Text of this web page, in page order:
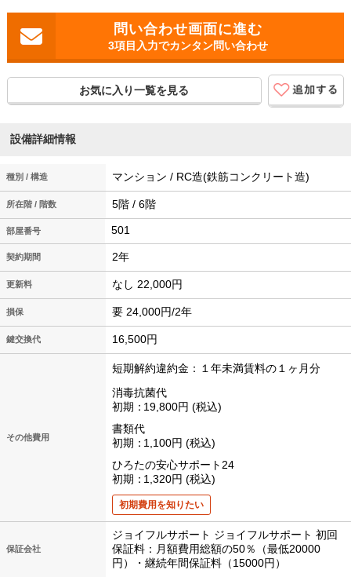
3項目入力でカンタン問い合わせ
お気に入り一覧を見る
設備詳細情報
種別 / 構造 マンション / RC造(鉄筋コンクリート造)
所在階 / 階数 5階 / 6階
501
契約期間 2年
更新料 なし 22,000円
損保 要 24,000円/2年
鍵交換代 16,500円
その他費用
短期解約違約金：１年未満賃料の１ヶ月分
消毒抗菌代
初期
19,800円
税込
書類代
初期
1,100円
税込
ひろたの安心サポート24
初期
1,320円 税込
初期費用を知りたい
保証会社
ジョイフルサポート ジョイフルサポート 初回
保証料：月額費用総額の50％（最低20000
円）・継続年間保証料（15000円）